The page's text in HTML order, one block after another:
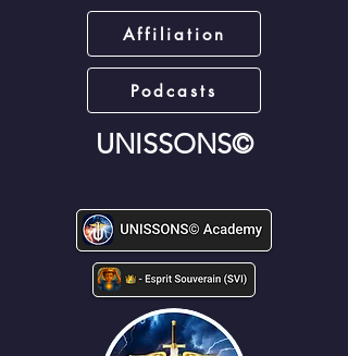
Affiliation
Podcasts
UNISSONS©